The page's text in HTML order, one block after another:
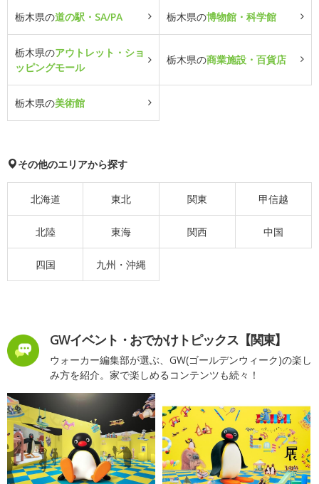
栃木県の道の駅・SA/PA 栃木県の博物館・科学館
栃木県のアウトレット・ショ
ッピングモール
栃木県の商業施設・百貨店
栃木県の美術館
その他のエリアから探す
北海道 東北 関東 甲信越
北陸 東海 関西 中国
四国 九州・沖縄
GWイベント・おでかけトピックス【関東】
ウォーカー編集部が選ぶ、GW(ゴールデンウィーク)の楽し
み方を紹介。家で楽しめるコンテンツも続々！